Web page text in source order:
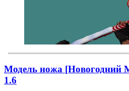
Модель ножа [Новогодний
1.6